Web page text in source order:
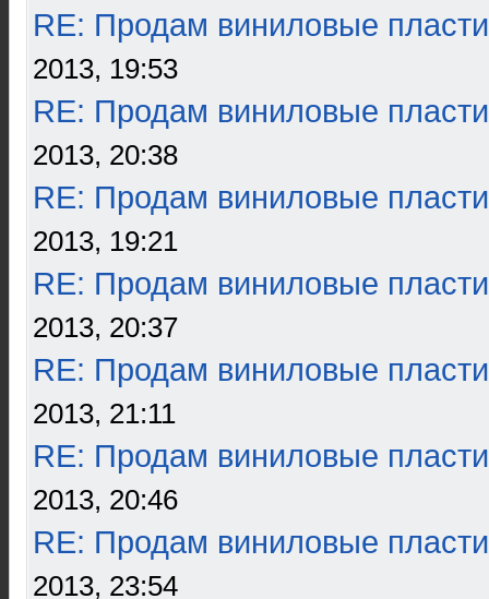
RE: Продам виниловые
2013, 19:53
RE: Продам виниловые
2013, 20:38
RE: Продам виниловые
2013, 19:21
RE: Продам виниловые
2013, 20:37
RE: Продам виниловые
2013, 21:11
RE: Продам виниловые
2013, 20:46
RE: Продам виниловые
2013, 23:54